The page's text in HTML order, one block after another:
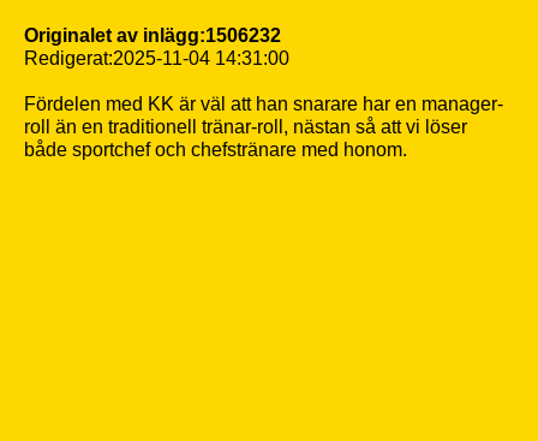
Originalet av inlägg:1506232
Redigerat:2025-11-04 14:31:00
Fördelen med KK är väl att han snarare har en manager-
roll än en traditionell tränar-roll, nästan så att vi löser
både sportchef och chefstränare med honom.